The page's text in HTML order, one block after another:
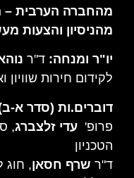
מהחברה הערבית –
מהניסיון והצעות
יו"ר ומנחה: ד"ר
לקידום חירות
דוברים.ות (סדר א-
פרופ' עדי זלצברג,
הטכניון
ד"ר שרף חסאן, חוג